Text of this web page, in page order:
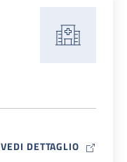
VEDI DETTAGLIO MAP ICON